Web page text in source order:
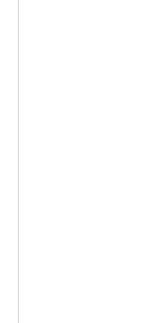
Засоби
Дитяче